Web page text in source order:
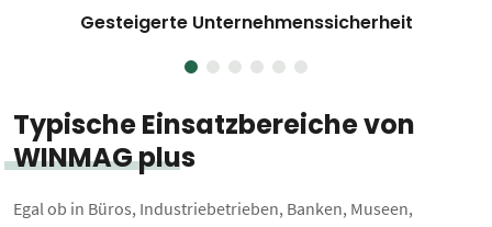
Gesteigerte Unternehmenssicherheit
Typische Einsatzbereiche von
WINMAG plus
Egal ob in Büros, Industriebetrieben, Banken, Museen,